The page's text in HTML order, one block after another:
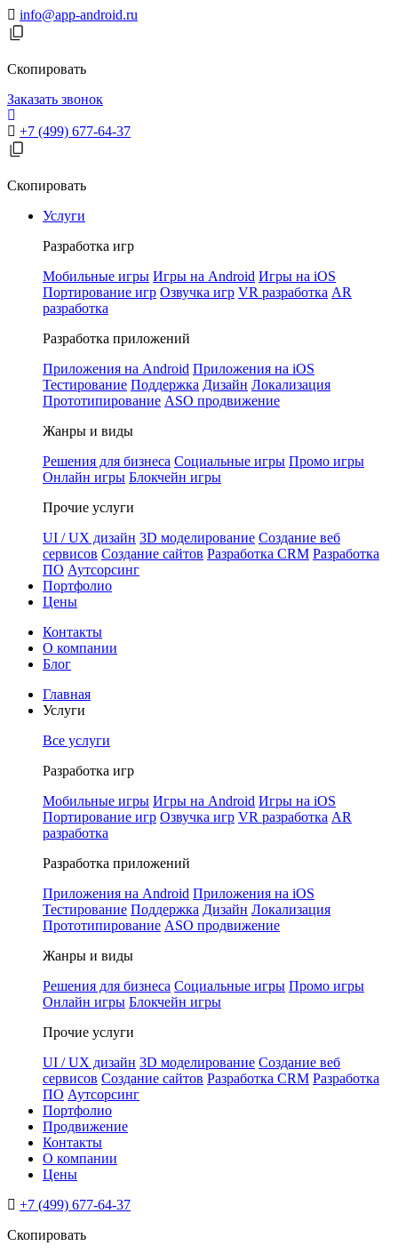
info@app-android.ru
Скопировать
Заказать звонок
+7 (499) 677-64-37
Скопировать
Услуги
Разработка игр
Мобильные игры Игры на Android Игры на iOS
Портирование игр Озвучка игр VR разработка AR
разработка
Разработка приложений
Приложения на Android Приложения на iOS
Тестирование Поддержка Дизайн Локализация
Прототипирование ASO продвижение
Жанры и виды
Решения для бизнеса Социальные игры Промо игры
Онлайн игры Блокчейн игры
Прочие услуги
UI / UX дизайн 3D моделирование Создание веб
сервисов Создание сайтов Разработка CRM Разработка
ПО Аутсорсинг
Портфолио
Цены
Контакты
О компании
Блог
Главная
Услуги
Все услуги
Разработка игр
Мобильные игры Игры на Android Игры на iOS
Портирование игр Озвучка игр VR разработка AR
разработка
Разработка приложений
Приложения на Android Приложения на iOS
Тестирование Поддержка Дизайн Локализация
Прототипирование ASO продвижение
Жанры и виды
Решения для бизнеса Социальные игры Промо игры
Онлайн игры Блокчейн игры
Прочие услуги
UI / UX дизайн 3D моделирование Создание веб
сервисов Создание сайтов Разработка CRM Разработка
ПО Аутсорсинг
Портфолио
Продвижение
Контакты
О компании
Цены
+7 (499) 677-64-37
Скопировать